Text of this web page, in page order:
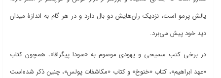
یالش پرمو است، نزدیک رانهایش دو بال دارد و در هر گام به اندازۀ میدان
دید خود پیش میبرد.
در برخی کتب مسیحی و یهودی موسوم به «سودا پیگرافا»، همچون کتاب
«عهد ابراهیم»، کتاب «خنوخ» و کتاب «مکاشفات پولس»، چنین ذکر شدهاست